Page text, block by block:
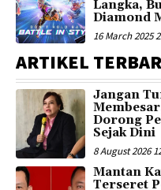
Langka,
Diamond
16 March 2025
ARTIKEL
Jangan
Dorong
Sejak Dini
8 August 2026
Mantan
Terseret